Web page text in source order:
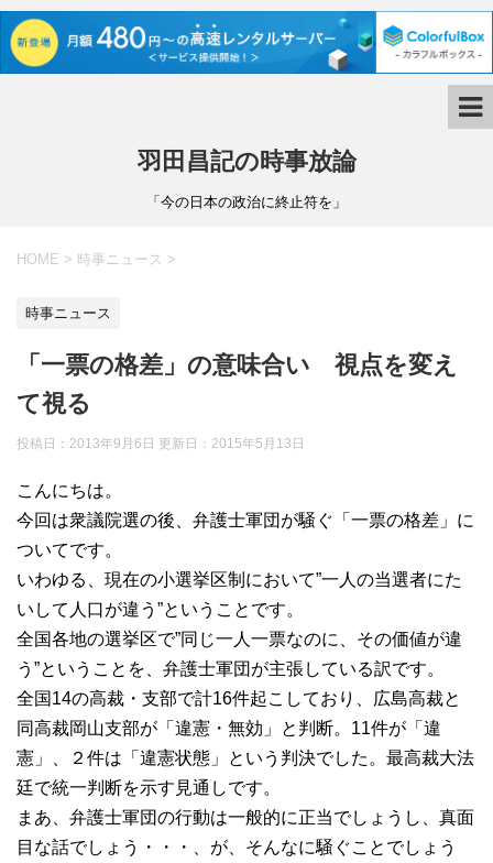
羽田昌記の時事放論
「今の日本の政治に終止符を」
HOME > 時事ニュース >
時事ニュース
「一票の格差」の意味合い 視点を変え
て視る
投稿日：2013年9月6日 更新日： 2015年5月13日
こんにちは。
今回は衆議院選の後、弁護士軍団が騒ぐ「一票の格差」に
ついてです。
いわゆる、現在の小選挙区制において”一人の当選者にた
いして人口が違う”ということです。
全国各地の選挙区で”同じ一人一票なのに、その価値が違
う”ということを、弁護士軍団が主張している訳です。
全国14の高裁・支部で計16件起こしており、広島高裁と
同高裁岡山支部が「違憲・無効」と判断。11件が「違
憲」、２件は「違憲状態」という判決でした。最高裁大法
廷で統一判断を示す見通しです。
まあ、弁護士軍団の行動は一般的に正当でしょうし、真面
目な話でしょう・・・、が、そんなに騒ぐことでしょう